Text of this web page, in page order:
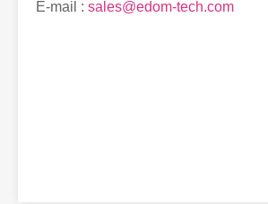
E-mail : sales@edom-tech.com